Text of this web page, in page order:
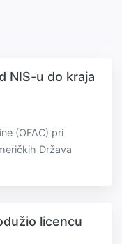
NIS-u do kraja
(OFAC) pri
Država
licencu